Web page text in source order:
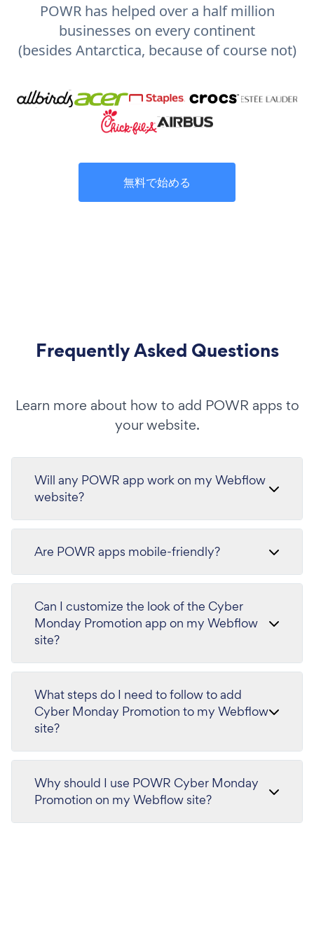
POWR has helped over a half million
businesses on every continent
(besides Antarctica, because of course not)
無料で始める
Frequently Asked Questions
Learn more about how to add POWR apps to
your website.
Will any POWR app work on my Webflow
website?
Are POWR apps mobile-friendly?
Can I customize the look of the Cyber
Monday Promotion app on my Webflow
site?
What steps do I need to follow to add
Cyber Monday Promotion to my Webflow
site?
Why should I use POWR Cyber Monday
Promotion on my Webflow site?